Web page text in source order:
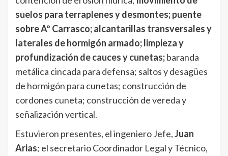
suelos para terraplenes y desmontes; puente
sobre Aº Carrasco; alcantarillas transversales y
laterales de hormigón armado; limpieza y
profundización de cauces y cunetas;baranda
metálica cincada para defensa; saltos y desagües
de hormigón para cunetas; construcción de
cordones cuneta; construcción de vereda y
señalización vertical.
Estuvieron presentes, el ingeniero Jefe,Juan
Arias; el secretario Coordinador Legal y Técnico,